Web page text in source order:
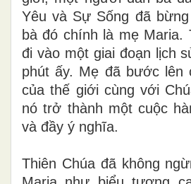
Yêu và Sự Sống đã
bà đó chính là mẹ Maria.
đi vào một giai đoạn lịch
phút ấy. Mẹ đã bước lên
của thế giới cùng với
nó trở thành một cuộc
và đầy ý nghĩa.
Thiên Chúa đã không